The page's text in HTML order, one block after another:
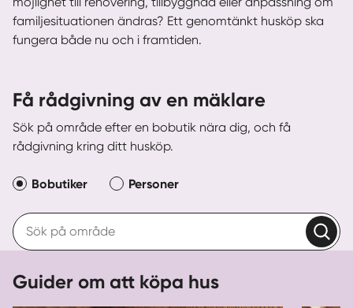
familjesituationen ändras? Ett genomtänkt husköp ska
fungera både nu och i framtiden.
Få rådgivning av en mäklare
Sök på område efter en bobutik nära dig, och få
rådgivning kring ditt husköp.
Bobutiker Personer
Guider om att köpa hus